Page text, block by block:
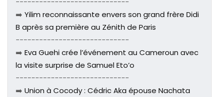
➡️ Yilim reconnaissante envers son grand frère Didi
B après sa première au Zénith de Paris
-----------------------------
➡️ Eva Guehi crée l’événement au Cameroun avec
la visite surprise de Samuel Eto’o
-----------------------------
➡️ Union à Cocody : Cédric Aka épouse Nachata